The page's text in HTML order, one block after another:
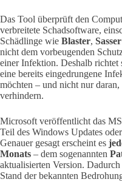
Das Tool überprüft den
verbreitete Schadsoftware,
Schädlinge wie Blaster, Sasser
nicht dem vorbeugenden
einer Infektion. Deshalb richtet
eine bereits eingedrungene
möchten – und nicht nur
verhindern.
Microsoft veröffentlicht das
Teil des Windows Updates
Genauer gesagt erscheint es
Monats – dem sogenannten
aktualisierten Version. Dadurch
Stand der bekannten